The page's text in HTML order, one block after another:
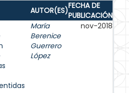
AUTOR(ES)FECHA DE
PUBLICACIÓN
María
Berenice
Guerrero
López
nov-2018